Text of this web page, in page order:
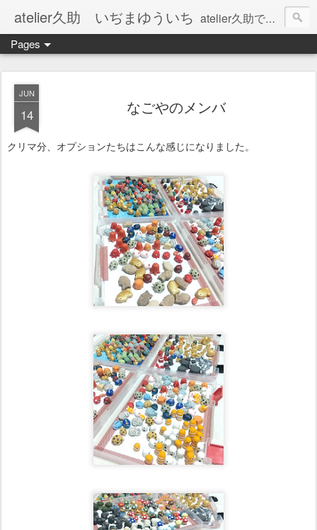
atelier久助 いぢまゆういち atelier久助では土と火から暖かなモノたちを生み出しています。 ご覧になられた方が和んで頂ければ幸いです。
Pages
JUN
14 なごやのメンバ
クリマ分、オプションたちはこんな感じになりました。